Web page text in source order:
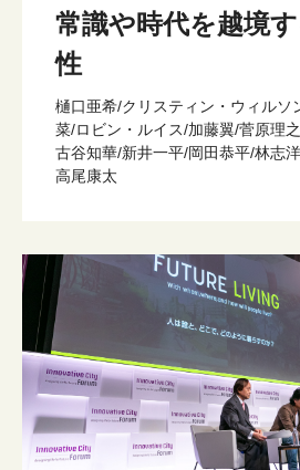
常識や時代を越境
性
樋口亜希/クリスティン・ウィルソ
菜/ロビン・ルイス/加藤翼/菅原理
古谷知華/新井一平/岡田恭平/林志
高尾康太